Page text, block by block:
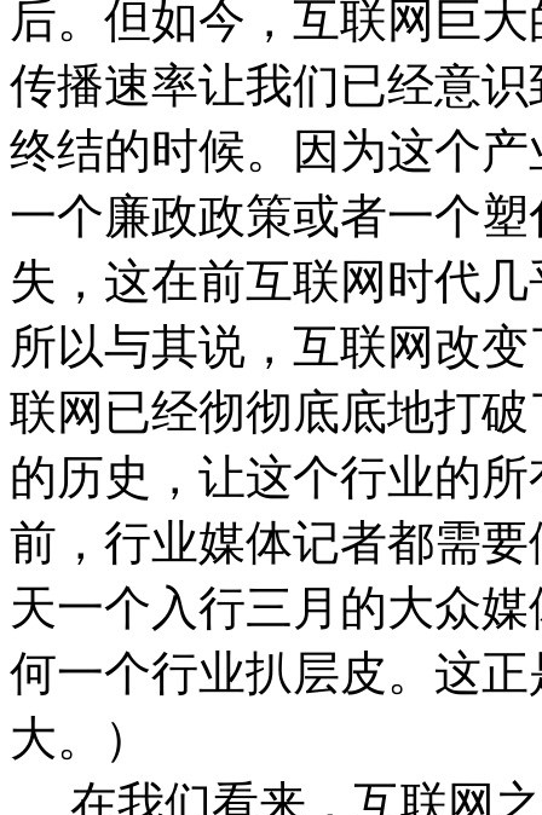
后。但如今，互联网巨
传播速率让我们已经意
终结的时候。因为这个
一个廉政政策或者一个
失，这在前互联网时代
所以与其说，互联网改
联网已经彻彻底底地打
的历史，让这个行业的
前，行业媒体记者都需
天一个入行三月的大众
何一个行业扒层皮。这
大。）
在我们看来，互联网